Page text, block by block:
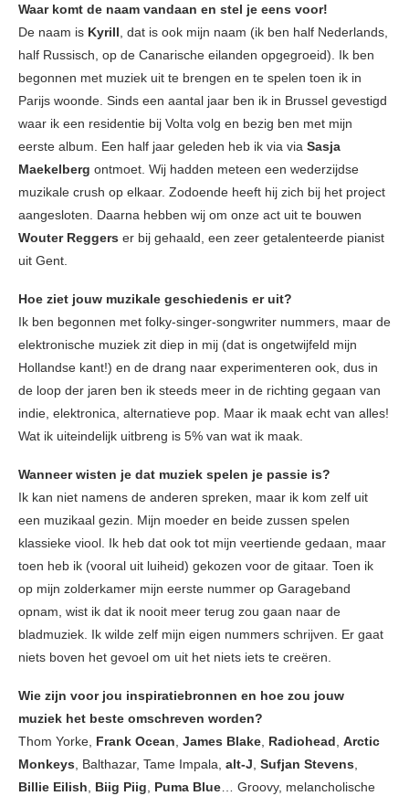
Waar komt de naam vandaan en stel je eens voor!
De naam is Kyrill, dat is ook mijn naam (ik ben half Nederlands,
half Russisch, op de Canarische eilanden opgegroeid). Ik ben
begonnen met muziek uit te brengen en te spelen toen ik in
Parijs woonde. Sinds een aantal jaar ben ik in Brussel gevestigd
waar ik een residentie bij Volta volg en bezig ben met mijn
eerste album. Een half jaar geleden heb ik via via Sasja
Maekelberg ontmoet. Wij hadden meteen een wederzijdse
muzikale crush op elkaar. Zodoende heeft hij zich bij het project
aangesloten. Daarna hebben wij om onze act uit te bouwen
Wouter Reggers er bij gehaald, een zeer getalenteerde pianist
uit Gent.
Hoe ziet jouw muzikale geschiedenis er uit?
Ik ben begonnen met folky-singer-songwriter nummers, maar de
elektronische muziek zit diep in mij (dat is ongetwijfeld mijn
Hollandse kant!) en de drang naar experimenteren ook, dus in
de loop der jaren ben ik steeds meer in de richting gegaan van
indie, elektronica, alternatieve pop. Maar ik maak echt van alles!
Wat ik uiteindelijk uitbreng is 5% van wat ik maak.
Wanneer wisten je dat muziek spelen je passie is?
Ik kan niet namens de anderen spreken, maar ik kom zelf uit
een muzikaal gezin. Mijn moeder en beide zussen spelen
klassieke viool. Ik heb dat ook tot mijn veertiende gedaan, maar
toen heb ik (vooral uit luiheid) gekozen voor de gitaar. Toen ik
op mijn zolderkamer mijn eerste nummer op Garageband
opnam, wist ik dat ik nooit meer terug zou gaan naar de
bladmuziek. Ik wilde zelf mijn eigen nummers schrijven. Er gaat
niets boven het gevoel om uit het niets iets te creëren.
Wie zijn voor jou inspiratiebronnen en hoe zou jouw
muziek het beste omschreven worden?
Thom Yorke, Frank Ocean, James Blake, Radiohead, Arctic
Monkeys, Balthazar, Tame Impala, alt-J, Sufjan Stevens,
Billie Eilish, Biig Piig, Puma Blue… Groovy, melancholische